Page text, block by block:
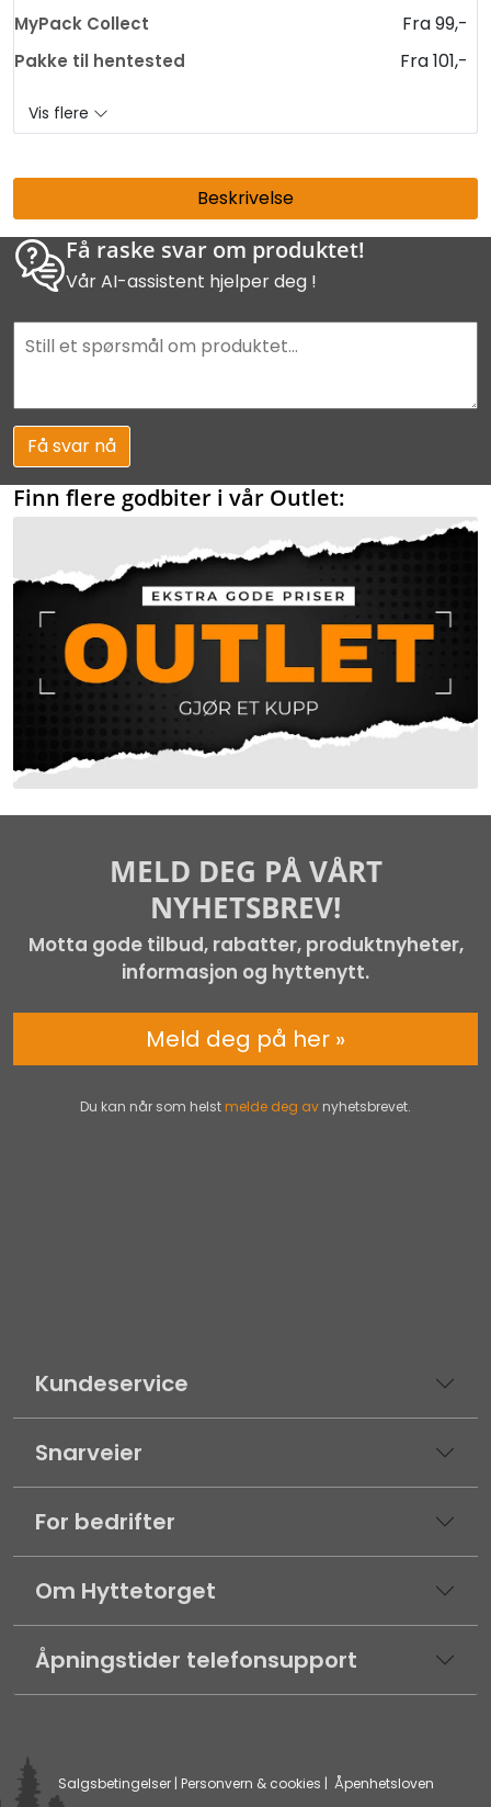
MyPack Collect Fra 99,-
Pakke til hentested Fra 101,-
Vis flere
Beskrivelse
Få raske svar om produktet!
Vår AI-assistent hjelper deg !
Få svar nå
Finn flere godbiter i vår Outlet:
Kundeservice
Snarveier
For bedrifter
Om Hyttetorget
Åpningstider telefonsupport
Salgsbetingelser| Personvern & cookies | Åpenhetsloven
MELD DEG PÅ VÅRT
NYHETSBREV!
Motta gode tilbud, rabatter, produktnyheter,
informasjon og hyttenytt.
Du kan når som helst melde deg av nyhetsbrevet.
Meld deg på her »